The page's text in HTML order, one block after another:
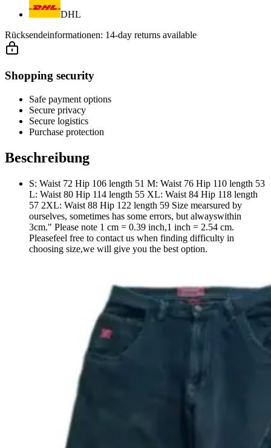
DHL
Rücksendeinformationen: 14-day returns available
Shopping security
Safe payment options
Secure privacy
Secure logistics
Purchase protection
Beschreibung
S: Waist 72 Hip 106 length 51 M: Waist 76 Hip 110 length 53
L: Waist 80 Hip 114 length 55 XL: Waist 84 Hip 118 length
57 2XL: Waist 88 Hip 122 length 59 Size mearsured by
ourselves, sometimes has some errors, but alwayswithin
3cm." Please note 1 cm = 0.39 inch,1 inch = 2.54 cm.
Pleasefeel free to contact us when finding difficulty in
choosing size,we will give you the best option.